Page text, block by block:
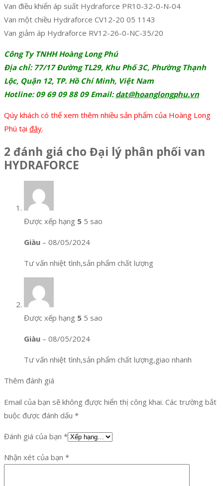
Van điều khiển áp suất Hydraforce PR10-32-0-N-04
Van một chiều Hydraforce CV12-20 05 1143
Van giảm áp Hydraforce RV12-26-0-NC-35/20
Công Ty TNHH Hoàng Long Phú
Địa chỉ: 77/17 Đường TL29, Khu Phố 3C, Phường Thạnh
Lộc, Quận 12, TP. Hồ Chí Minh, Việt Nam
Hotline: 09 69 09 88 09 Email:dat@hoanglongphu.vn
Qúy khách có thể xem thêm nhiều sản phẩm của Hoàng Long
Phú tại đây.
2 đánh giá cho Đại lý phân phối van
HYDRAFORCE
Được xếp hạng 5 5 sao
Giàu – 08/05/2024
Tư vấn nhiệt tình,sản phẩm chất lượng
Được xếp hạng 5 5 sao
Giàu – 08/05/2024
Tư vấn nhiệt tình,sản phẩm chất lượng,giao nhanh
Thêm đánh giá
Email của bạn sẽ không được hiển thị công khai. Các trường bắt
buộc được đánh dấu *
Đánh giá của bạn *
Nhận xét của bạn *